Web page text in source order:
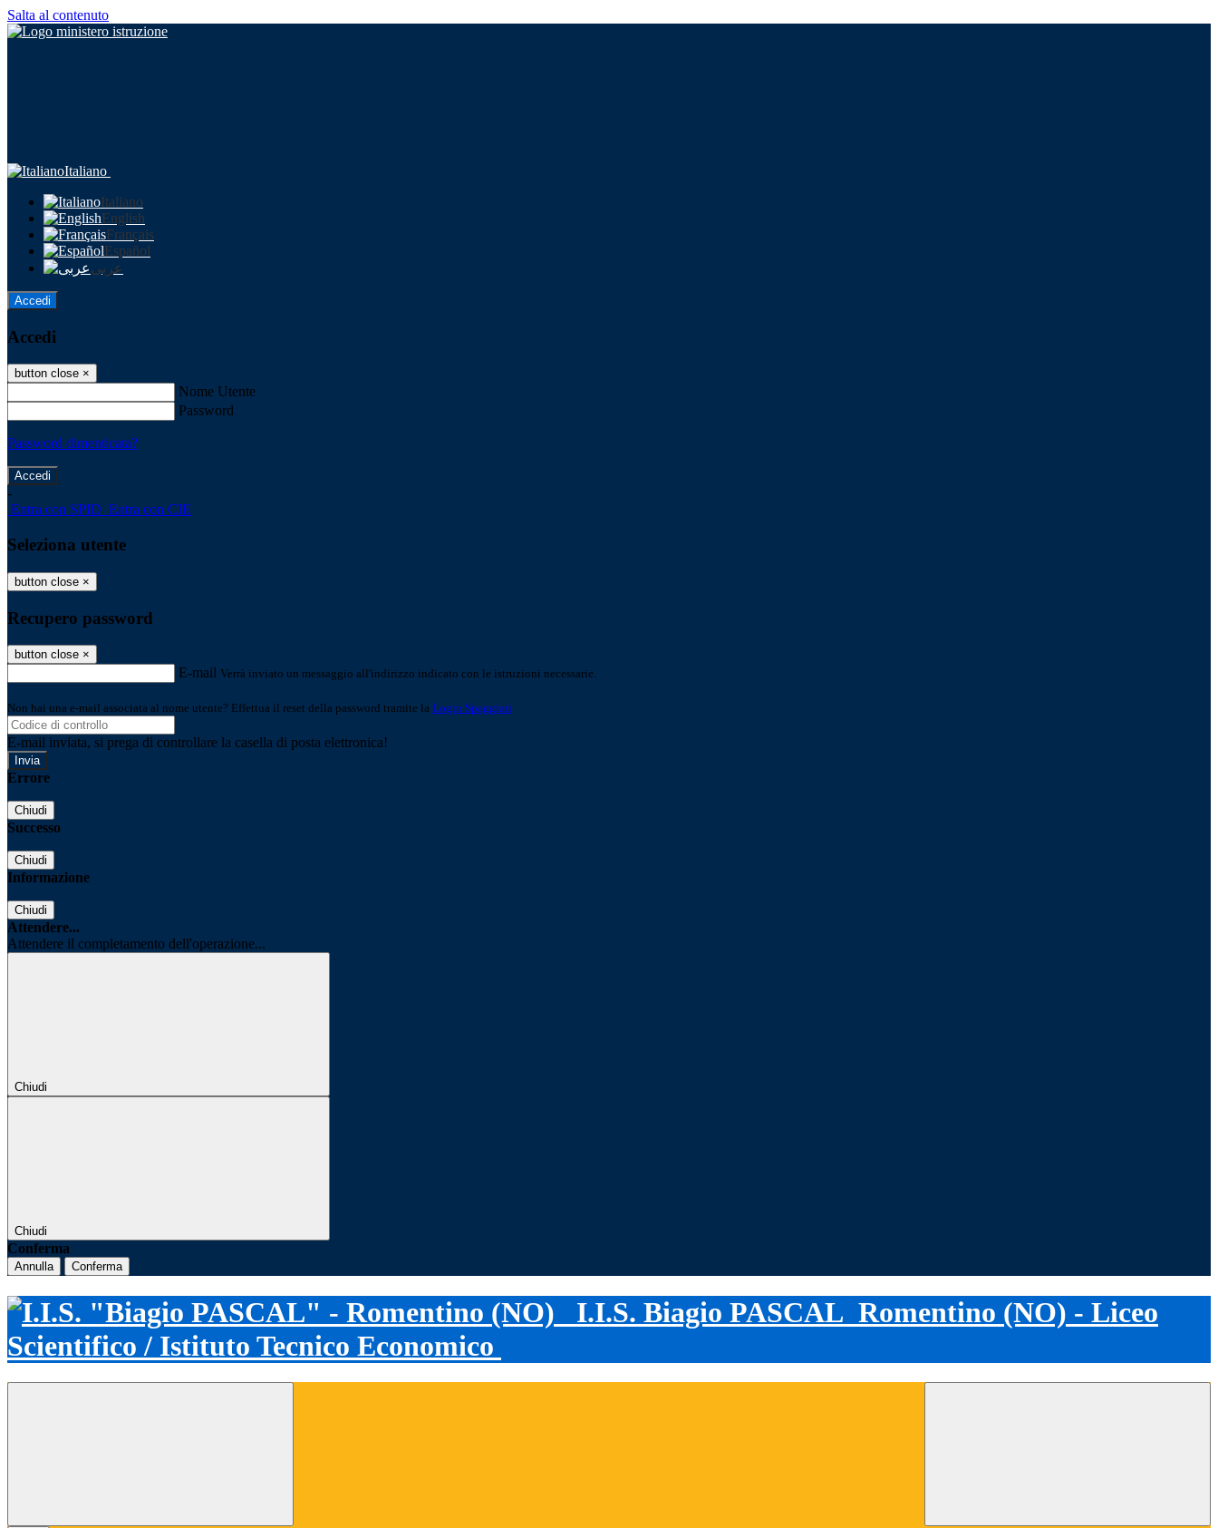
Salta al contenuto
Italiano
Italiano
English
Français
Español
عربى
Accedi
Accedi
button close ×
Nome Utente
Password
Password dimenticata?
-
Entra con SPID Entra con CIE
Seleziona utente
button close ×
Recupero password
button close ×
E-mail Verrà inviato un messaggio all'indirizzo indicato con le istruzioni necessarie.
Non hai una e-mail associata al nome utente? Effettua il reset della password tramite la Login Spaggiari
E-mail inviata, si prega di controllare la casella di posta elettronica!
Errore
Chiudi
Successo
Chiudi
Informazione
Chiudi
Attendere...
Attendere il completamento dell'operazione...
Chiudi
Chiudi
Conferma
Annulla Conferma
I.I.S. Biagio PASCAL Romentino (NO) - Liceo
Scientifico / Istituto Tecnico Economico